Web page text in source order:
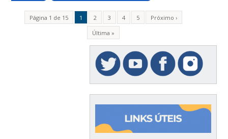
Página 1 de 15 1 2 3 4 5
Próximo ›
Última »